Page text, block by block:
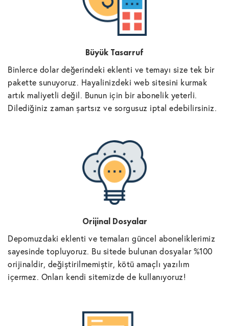
Büyük Tasarruf
Binlerce dolar değerindeki eklenti ve temayı size tek bir
pakette sunuyoruz. Hayalinizdeki web sitesini kurmak
artık maliyetli değil. Bunun için bir abonelik yeterli.
Dilediğiniz zaman şartsız ve sorgusuz iptal edebilirsiniz.
Orijinal Dosyalar
Depomuzdaki eklenti ve temaları güncel aboneliklerimiz
sayesinde topluyoruz. Bu sitede bulunan dosyalar %100
orijinaldir, değiştirilmemiştir, kötü amaçlı yazılım
içermez. Onları kendi sitemizde de kullanıyoruz!